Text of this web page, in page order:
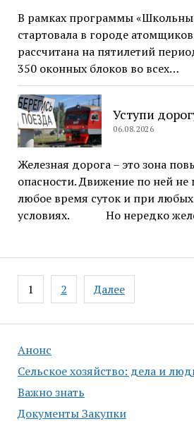
Анонс
Сельское хозяйство: дела и
Важно знать
Документы Закупки
В рамках программы
стартовала в городе
рассчитана на пятилетий
350 оконных блоков во всех…
Уступи
06.08.2026
Железная дорога – это зона
опасности. Движение по ней не
любое время суток и при
условиях. Но нередко
Навигация
по
1 2 Далее